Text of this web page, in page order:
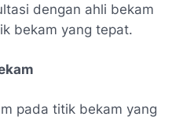
dengan ahli bekam
bekam yang tepat.
pada titik bekam yang